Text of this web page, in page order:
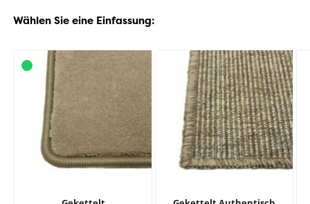
Wählen Sie eine Einfassung: